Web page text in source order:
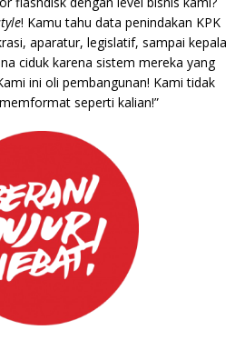
! Kamu tahu data penindakan KPK
aparatur, legislatif, sampai kepala
ciduk karena sistem mereka yang
ini oli pembangunan! Kami tidak
seperti kalian!”